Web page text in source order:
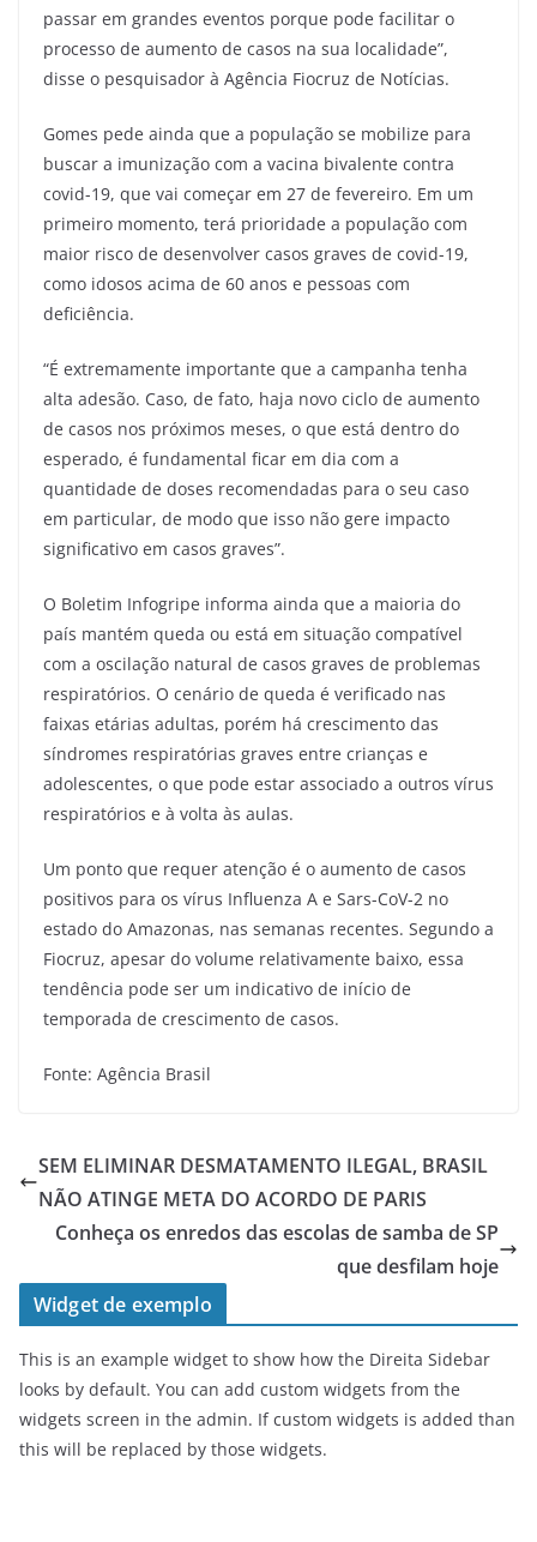
passar em grandes eventos porque pode facilitar o
processo de aumento de casos na sua localidade”,
disse o pesquisador à Agência Fiocruz de Notícias.
Gomes pede ainda que a população se mobilize para
buscar a imunização com a vacina bivalente contra
covid-19, que vai começar em 27 de fevereiro. Em um
primeiro momento, terá prioridade a população com
maior risco de desenvolver casos graves de covid-19,
como idosos acima de 60 anos e pessoas com
deficiência.
“É extremamente importante que a campanha tenha
alta adesão. Caso, de fato, haja novo ciclo de aumento
de casos nos próximos meses, o que está dentro do
esperado, é fundamental ficar em dia com a
quantidade de doses recomendadas para o seu caso
em particular, de modo que isso não gere impacto
significativo em casos graves”.
O Boletim Infogripe informa ainda que a maioria do
país mantém queda ou está em situação compatível
com a oscilação natural de casos graves de problemas
respiratórios. O cenário de queda é verificado nas
faixas etárias adultas, porém há crescimento das
síndromes respiratórias graves entre crianças e
adolescentes, o que pode estar associado a outros vírus
respiratórios e à volta às aulas.
Um ponto que requer atenção é o aumento de casos
positivos para os vírus Influenza A e Sars-CoV-2 no
estado do Amazonas, nas semanas recentes. Segundo a
Fiocruz, apesar do volume relativamente baixo, essa
tendência pode ser um indicativo de início de
temporada de crescimento de casos.
Fonte: Agência Brasil
SEM ELIMINAR DESMATAMENTO ILEGAL, BRASIL
NÃO ATINGE META DO ACORDO DE PARIS
Conheça os enredos das escolas de samba de SP
que desfilam hoje
Widget de exemplo
This is an example widget to show how the Direita Sidebar
looks by default. You can add custom widgets from the
widgets screen in the admin. If custom widgets is added than
this will be replaced by those widgets.